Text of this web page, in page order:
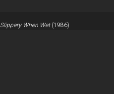
Slippery When Wet(1986)